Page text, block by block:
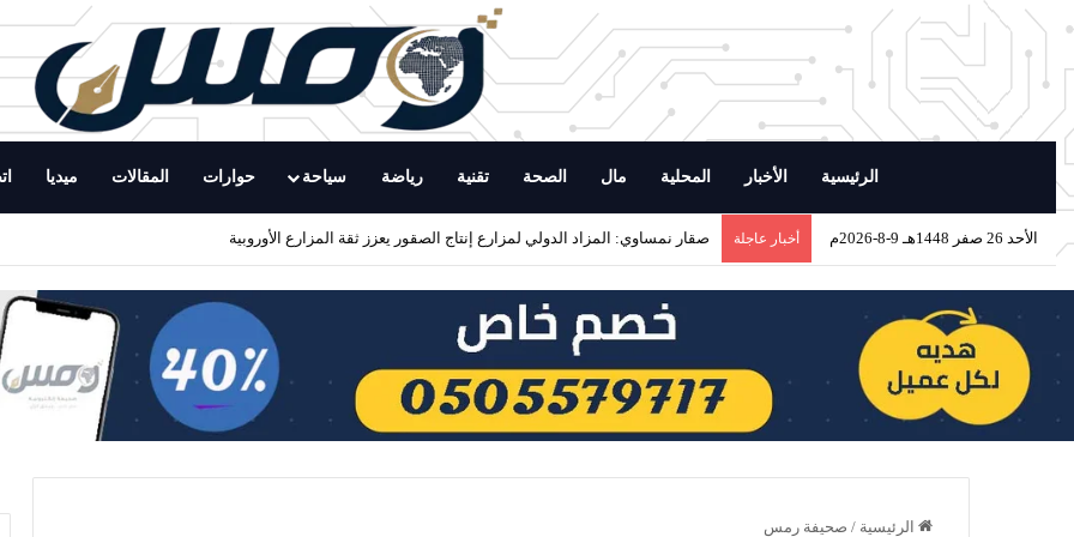
الرئيسية الأخبار المحلية مال الصحة تقنية رياضة سياحة حوارات المقالات ميديا
الأحد 26 صفر 1448هـ 9-8-2026م أخبار عاجلة صقار نمساوي: المزاد الدولي لمزارع إنتاج الصقور يعزز ثقة المزارع الأوروبية
الرئيسية / صحيفة رمس